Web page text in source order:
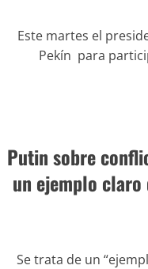
Este martes el
Pekín para
Putin sobre
un ejemplo
Se trata de un